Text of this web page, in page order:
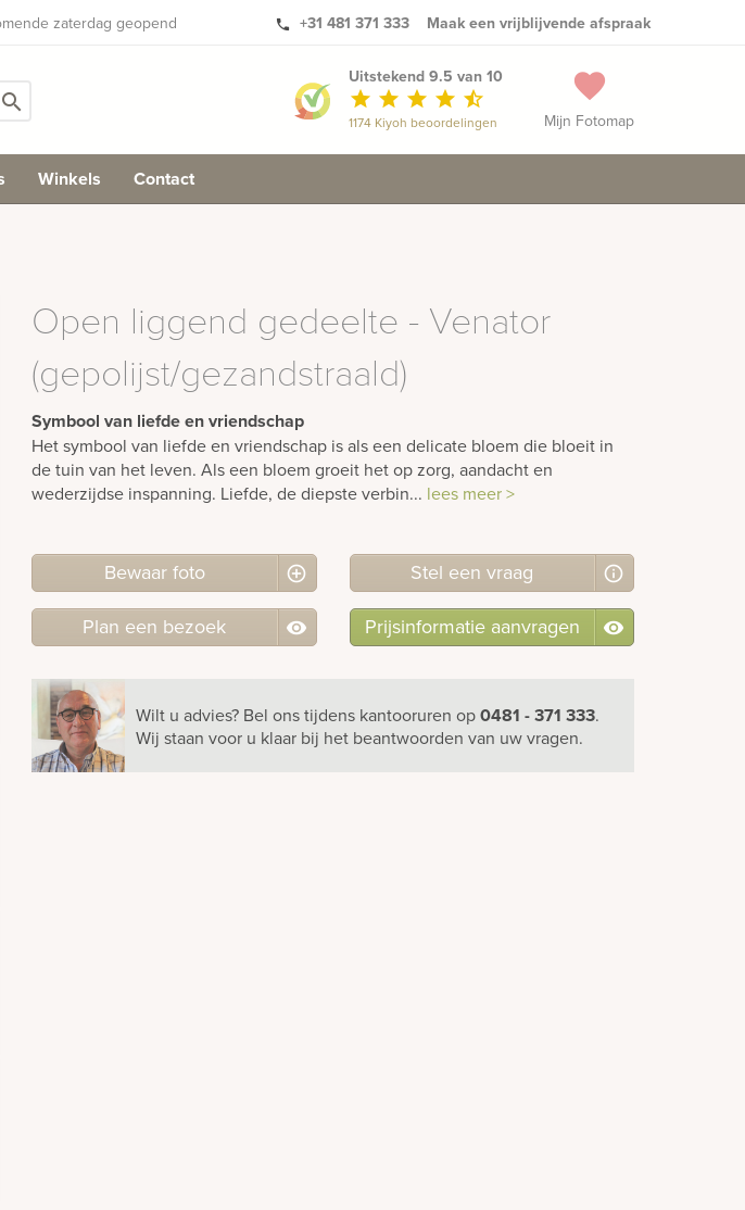
zaterdag geopend phone +31 481 371 333 Maak een vrijblijvende afspraak
search favorite
Mijn Fotomap
Uitstekend 9.5 van 10
star star star star star_half
1174 Kiyoh beoordelingen
Winkels Contact
Open liggend gedeelte - Venator
(gepolijst/gezandstraald)
Symbool van liefde en vriendschap
Het symbool van liefde en vriendschap is als een delicate bloem die bloeit in
de tuin van het leven. Als een bloem groeit het op zorg, aandacht en
wederzijdse inspanning. Liefde, de diepste verbin... lees meer >
Bewaar foto Stel een vraag
Plan een bezoek Prijsinformatie aanvragen
Wilt u advies? Bel onstijdens kantooruren op0481 - 371 333.
Wij staan voor u klaar bij het beantwoorden van uw vragen.